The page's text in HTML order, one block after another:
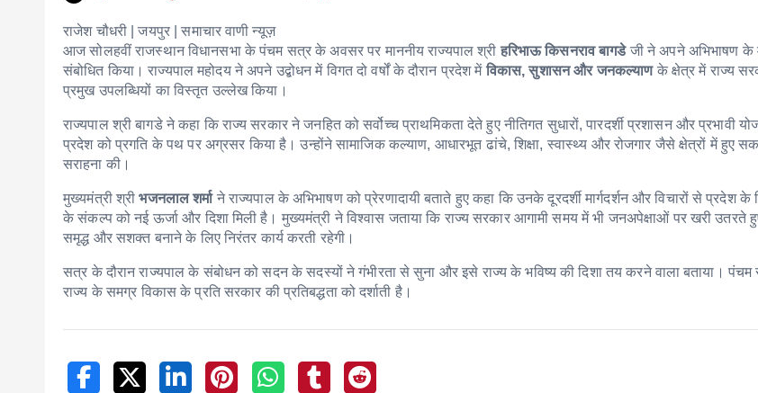
राजेश चौधरी | जयपुर | समाचार वाणी न्यूज़
आज सोलहवीं राजस्थान विधानसभा के पंचम सत्र के अवसर पर माननीय राज्यपाल श्रीहरिभाऊ किसनराव बागडेजी ने अपने अभिभाषण के
संबोधित किया। राज्यपाल महोदय ने अपने उद्बोधन में विगत दो वर्षों के दौरान प्रदेश मेंविकास, सुशासन और जनकल्याणके क्षेत्र में राज्य
प्रमुख उपलब्धियों का विस्तृत उल्लेख किया।
राज्यपाल श्री बागडे ने कहा कि राज्य सरकार ने जनहित को सर्वोच्च प्राथमिकता देते हुए नीतिगत सुधारों, पारदर्शी प्रशासन और प्रभावी
प्रदेश को प्रगति के पथ पर अग्रसर किया है। उन्होंने सामाजिक कल्याण, आधारभूत ढांचे, शिक्षा, स्वास्थ्य और रोजगार जैसे क्षेत्रों में हुए
सराहना की।
मुख्यमंत्री श्रीभजनलाल शर्माने राज्यपाल के अभिभाषण को प्रेरणादायी बताते हुए कहा कि उनके दूरदर्शी मार्गदर्शन और विचारों से प्रदेश
के संकल्प को नई ऊर्जा और दिशा मिली है। मुख्यमंत्री ने विश्वास जताया कि राज्य सरकार आगामी समय में भी जनअपेक्षाओं पर खरी उतरते
समृद्ध और सशक्त बनाने के लिए निरंतर कार्य करती रहेगी।
सत्र के दौरान राज्यपाल के संबोधन को सदन के सदस्यों ने गंभीरता से सुना और इसे राज्य के भविष्य की दिशा तय करने वाला बताया।
राज्य के समग्र विकास के प्रति सरकार की प्रतिबद्धता को दर्शाती है।